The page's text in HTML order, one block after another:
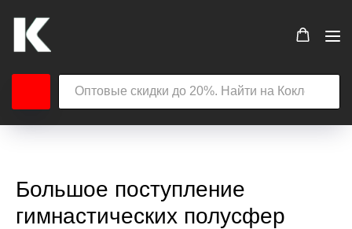
Большое поступление
гимнастических полусфер